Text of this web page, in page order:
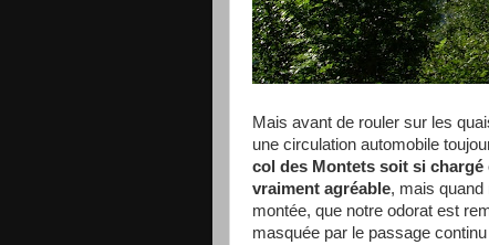
Mais avant de rouler sur les
une circulation automobile
col des Montets soit si
vraiment agréable, mais quand
montée, que notre odorat est
masquée par le passage